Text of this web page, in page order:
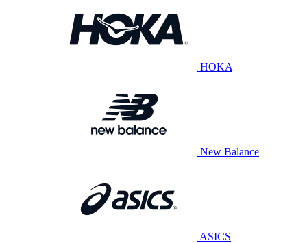
HOKA
New Balance
ASICS